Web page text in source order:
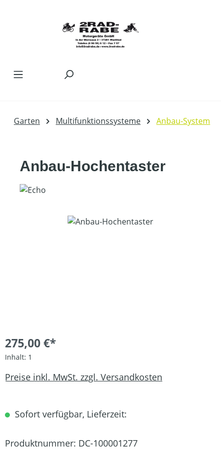
Garten Multifunktionssysteme Anbau-System
Anbau-Hochentaster
Bildergalerie überspringen
275,00 €*
Inhalt: 1
Preise inkl. MwSt. zzgl. Versandkosten
Sofort verfügbar, Lieferzeit:
Produktnummer: DC-100001277